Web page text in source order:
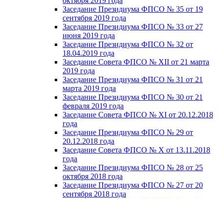
Заседание Президиума ФПСО № 35 от 19
сентября 2019 года
Заседание Президиума ФПСО № 33 от 27
июня 2019 года
Заседание Президиума ФПСО № 32 от
18.04.2019 года
Заседание Совета ФПСО № XII от 21 марта
2019 года
Заседание Президиума ФПСО № 31 от 21
марта 2019 года
Заседание Президиума ФПСО № 30 от 21
февраля 2019 года
Заседание Совета ФПСО № XI от 20.12.2018
года
Заседание Президиума ФПСО № 29 от
20.12.2018 года
Заседание Совета ФПСО № X от 13.11.2018
года
Заседание Президиума ФПСО № 28 от 25
октября 2018 года
Заседание Президиума ФПСО № 27 от 20
сентября 2018 года